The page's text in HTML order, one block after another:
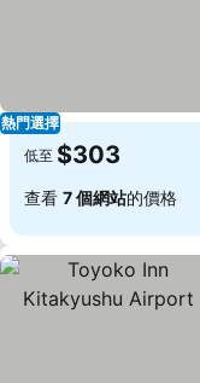
熱門選擇
低至 $303
查看 7 個網站的價格